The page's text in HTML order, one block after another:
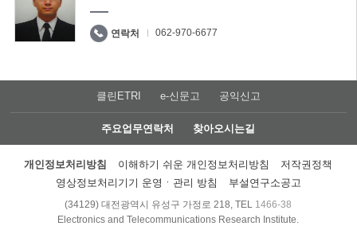
연락처 062-970-6677
클린ETRI e-신문고 공익신고
주요업무연락처 찾아오시는길
개인정보처리방침 이해하기 쉬운 개인정보처리방침
저작권정책
영상정보처리기기 운영ㆍ관리 방침
부설연구소공고
(34129) 대전광역시 유성구 가정로 218, TEL 1466-38
Electronics and Telecommunications Research Institute.